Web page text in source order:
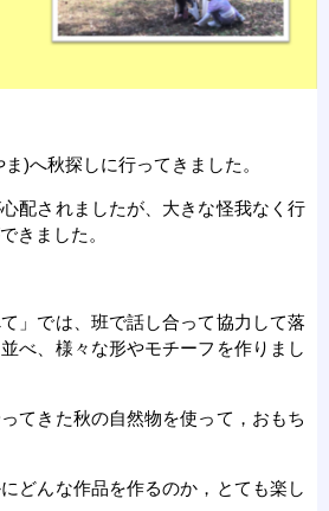
)へ秋探しに行ってきました。
配されましたが、大きな怪我なく行
きました。
」では、班で話し合って協力して落
べ、様々な形やモチーフを作りまし
てきた秋の自然物を使って，おもち
どんな作品を作るのか，とても楽し